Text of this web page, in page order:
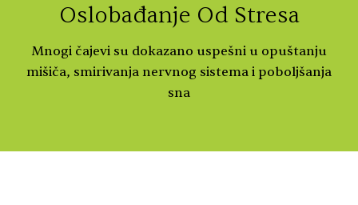
Oslobađanje Od Stresa
Mnogi čajevi su dokazano uspešni u opuštanju
mišiča, smirivanja nervnog sistema i poboljšanja
sna